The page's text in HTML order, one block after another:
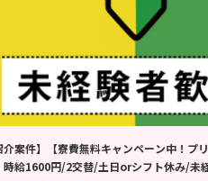
介案件】【寮費無料キャンペーン中！プ
時給1600円/2交替/土日orシフト休み/未